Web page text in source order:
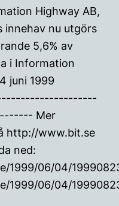
Highway AB,
innehav nu utgörs
5,6% av
i Information
juni 1999
Mer
http://www.bit.se
ned:
1999/06/04/
1999/06/04/